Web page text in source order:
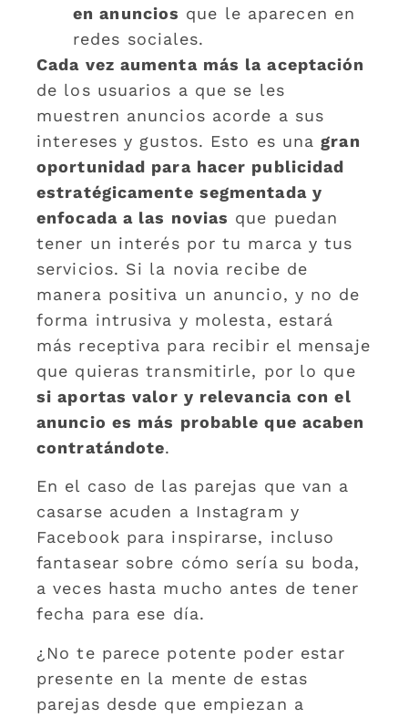
en anuncios que le aparecen en
redes sociales.
Cada vez aumenta más la aceptación
de los usuarios a que se les
muestren anuncios acorde a sus
intereses y gustos. Esto es unagran
oportunidad para hacer publicidad
estratégicamente segmentada y
enfocada a las novias que puedan
tener un interés por tu marca y tus
servicios. Si la novia recibe de
manera positiva un anuncio, y no de
forma intrusiva y molesta, estará
más receptiva para recibir el mensaje
que quieras transmitirle, por lo que
si aportas valor y relevancia con el
anuncio es más probable que acaben
contratándote.
En el caso de las parejas que van a
casarse acuden a Instagram y
Facebook para inspirarse, incluso
fantasear sobre cómo sería su boda,
a veces hasta mucho antes de tener
fecha para ese día.
¿No te parece potente poder estar
presente en la mente de estas
parejas desde que empiezan a